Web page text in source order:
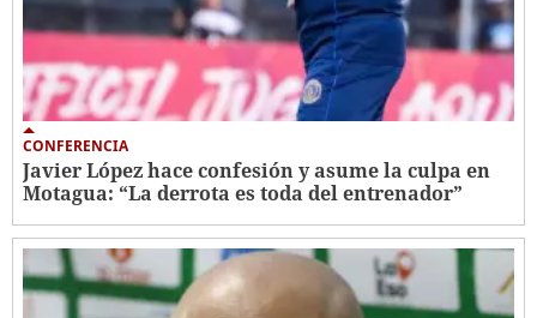
CONFERENCIA
Javier López hace confesión y asume la culpa en
Motagua: “La derrota es toda del entrenador”